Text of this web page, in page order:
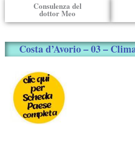
Consulenza del
dottor Meo
Costa d’Avorio – 03 –